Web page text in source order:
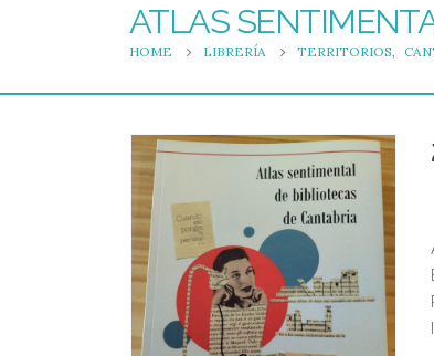
ATLAS
HOME LIBRERÍA TERRITORIOS,